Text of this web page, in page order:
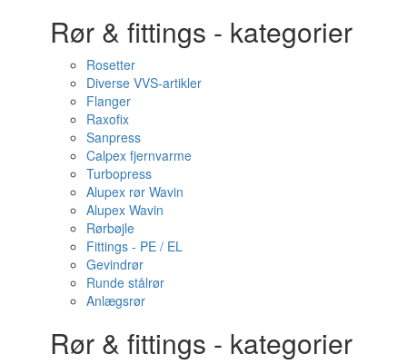
Rør & fittings - kategorier
Rosetter
Diverse VVS-artikler
Flanger
Raxofix
Sanpress
Calpex fjernvarme
Turbopress
Alupex rør Wavin
Alupex Wavin
Rørbøjle
Fittings - PE / EL
Gevindrør
Runde stålrør
Anlægsrør
Rør & fittings - kategorier